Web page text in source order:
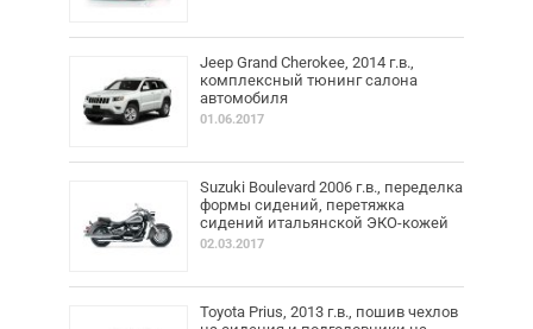
Jeep Grand Cherokee, 2014 г.в.,
комплексный тюнинг салона
автомобиля
01.06.2017
Suzuki Boulevard 2006 г.в., переделка
формы сидений, перетяжка
сидений итальянской ЭКО-кожей
02.03.2017
Toyota Prius, 2013 г.в., пошив чехлов